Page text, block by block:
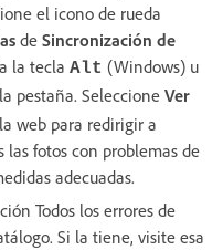
el icono de rueda
de Sincronización de
la tecla Alt (Windows) u
pestaña. Seleccione Ver
web para redirigir a
fotos con problemas de
adecuadas.
Todos los errores de
Si la tiene, visite esa